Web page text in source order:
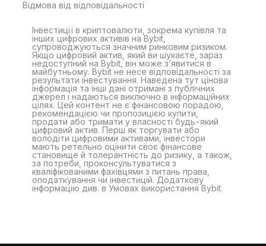
Відмова від відповідальності
Інвестиції в криптовалюти, зокрема купівля та
інших цифрових активів на Bybit,
супроводжуються значним ринковим ризиком.
Якщо цифровий актив, який ви шукаєте, зараз
недоступний на Bybit, він може з’явитися в
майбутньому. Bybit не несе відповідальності за
результати інвестування. Наведена тут цінова
інформація та інші дані отримані з публічних
джерел і надаються виключно в інформаційних
цілях. Цей контент не є фінансовою порадою,
рекомендацією чи пропозицією купити,
продати або тримати у власності будь-який
цифровий актив. Перш як торгувати або
володіти цифровими активами, інвестори
мають ретельно оцінити своє фінансове
становище й толерантність до ризику, а також,
за потреби, проконсультуватися з
кваліфікованими фахівцями з питань права,
оподаткування чи інвестицій. Додаткову
інформацію див. в Умовах використання Bybit.